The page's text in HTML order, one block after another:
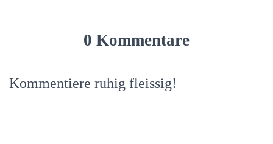
0 Kommentare
Kommentiere ruhig fleissig!